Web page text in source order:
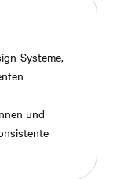
Systeme,
und